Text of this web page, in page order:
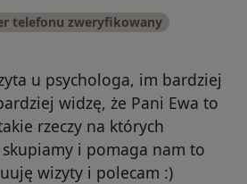
telefonu zweryfikowany
u psychologa, im bardziej
widzę, że Pani Ewa to
rzeczy na których
i pomaga nam to
wizyty i polecam :)